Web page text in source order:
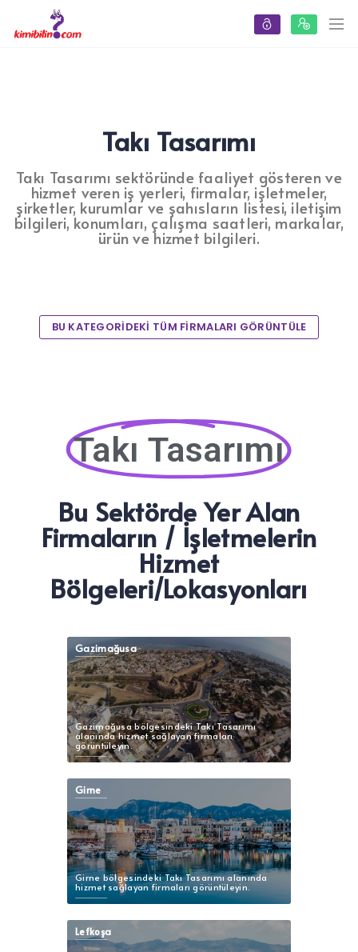
Takı Tasarımı
Takı Tasarımı sektöründe faaliyet gösteren ve
hizmet veren iş yerleri, firmalar, işletmeler,
şirketler, kurumlar ve şahısların listesi, iletişim
bilgileri, konumları, çalışma saatleri, markalar,
ürün ve hizmet bilgileri.
BU KATEGORİDEKİ TÜM FİRMALARI GÖRÜNTÜLE
Takı Tasarımı
Bu Sektörde Yer Alan
Firmaların / İşletmelerin
Hizmet
Bölgeleri/Lokasyonları
Gazimağusa
Gazimağusa bölgesindeki Takı Tasarımı
alanında hizmet sağlayan firmaları
görüntüleyin.
Girne
Girne bölgesindeki Takı Tasarımı alanında
hizmet sağlayan firmaları görüntüleyin.
Lefkoşa